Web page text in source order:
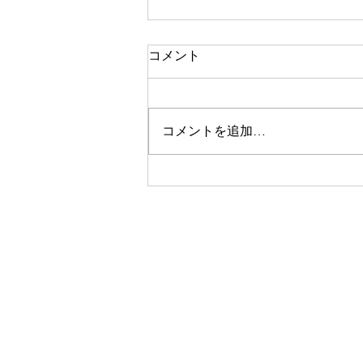
40代 男性 耳掃除たまに 耳
コメント
コメントを追加…